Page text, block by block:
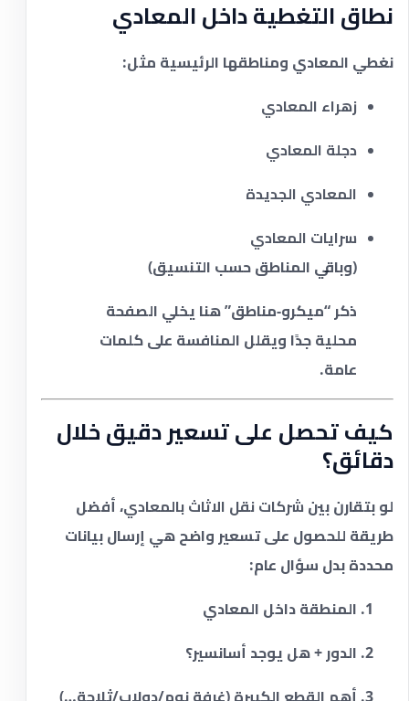
نطاق التغطية داخل المعادي
نغطي المعادي ومناطقها الرئيسية مثل:
زهراء المعادي
دجلة المعادي
المعادي الجديدة
سرايات المعادي
(وباقي المناطق حسب التنسيق)
ذكر “ميكرو-مناطق” هنا يخلي الصفحة
محلية جدًا ويقلل المنافسة على كلمات
عامة.
كيف تحصل على تسعير دقيق خلال
دقائق؟
لو بتقارن بين شركات نقل الاثاث بالمعادي، أفضل
طريقة للحصول على تسعير واضح هي إرسال بيانات
محددة بدل سؤال عام:
المنطقة داخل المعادي
الدور + هل يوجد أسانسير؟
أهم القطع الكبيرة (غرفة نوم/دولاب/ثلاجة…)